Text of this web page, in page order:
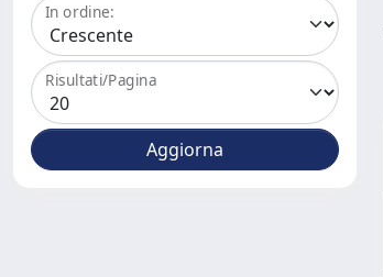
In ordine:
Risultati/Pagina